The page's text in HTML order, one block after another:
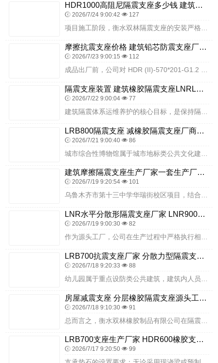
HDR1000高阻尼隔震支座多少钱 建筑高性能橡胶隔震支座厂家 方形隔震支座什么价格
2026/7/24 9:00:42 127
项目施工阶段，衡水双林隔震支座的安装严格遵循山区职业高中建筑施工规范、隔震专项方案及温带气候质量验收标准执行。施工准备阶段，技术团队针对实训楼、教学楼、宿舍楼、...
摩擦抗震支座价格 建筑铅芯防震支座厂商源头工厂 建筑减震支座
2026/7/23 9:00:15 112
隔震支座装置 建筑橡胶隔震支座LNRLRB源头工厂 LRB隔震支座800(II型)厂家
2026/7/22 9:00:04 77
LRB800隔震支座 减橡胶隔震支座厂商生产厂家 LRB隔震支座1400源头工厂
2026/7/21 9:00:40 86
建筑摩擦隔震支座生产厂家一套生产厂家 建筑橡胶减震支座厂家 LNR型橡胶隔震支座厂家
2026/7/19 9:20:54 101
乌鲁木齐市第十三中学华瑞街校区项目，结合中学教学楼、实验楼、办公楼等不同功能建筑的结构形式、荷载分布及抗震设防目标，分类设计隔震方案，合理选用隔震支座型号并优化...
LNR水平分散形隔震支座厂家 LNR900支座厂家电话 HDR橡胶隔震支座多少钱
2026/7/19 9:00:30 82
LRB700抗震支座厂家 分散力型隔震支座生产厂家 LRB1500铅芯支座厂家
2026/7/18 9:20:33 88
房屋减震支座 分层橡胶隔震支座源头工厂 铅芯隔震支座(LRB)什么价格
2026/7/18 9:10:30 91
LRB700支座生产厂家 HDR600橡胶支座 铅芯减震支座生产厂家
2026/7/17 9:20:50 99